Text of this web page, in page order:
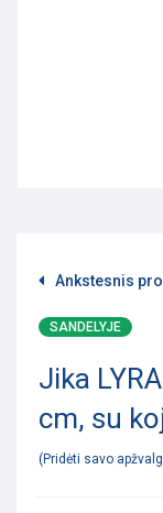
Ankstesnis
SANDELYJE
Jika
cm, su
Pridėti savo